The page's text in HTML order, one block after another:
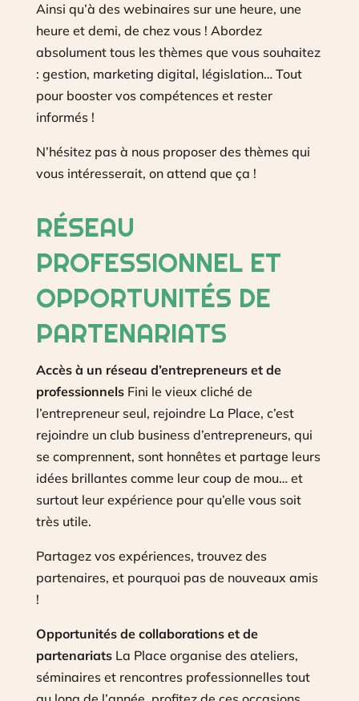
Ainsi qu’à des webinaires sur une heure, une
heure et demi, de chez vous ! Abordez
absolument tous les thèmes que vous souhaitez
: gestion, marketing digital, législation… Tout
pour booster vos compétences et rester
informés !
N’hésitez pas à nous proposer des thèmes qui
vous intéresserait, on attend que ça !
RÉSEAU
PROFESSIONNEL ET
OPPORTUNITÉS DE
PARTENARIATS
Accès à un réseau d’entrepreneurs et de
professionnelsFini le vieux cliché de
l’entrepreneur seul, rejoindre La Place, c’est
rejoindre un club business d’entrepreneurs, qui
se comprennent, sont honnêtes et partage leurs
idées brillantes comme leur coup de mou… et
surtout leur expérience pour qu’elle vous soit
très utile.
Partagez vos expériences, trouvez des
partenaires, et pourquoi pas de nouveaux amis
!
Opportunités de collaborations et de
partenariatsLa Place organise des ateliers,
séminaires et rencontres professionnelles tout